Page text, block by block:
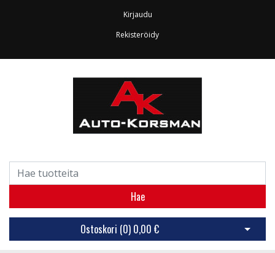
Kirjaudu
Rekisteröidy
Hae
Ostoskori (0) 0,00 € Avaa